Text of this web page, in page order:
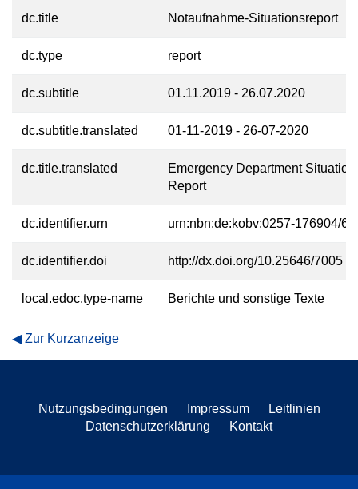
dc.title Notaufnahme-Situationsreport
dc.type report
dc.subtitle 01.11.2019 - 26.07.2020
dc.subtitle.translated 01-11-2019 - 26-07-2020
dc.title.translated
Emergency Department Situation
Report
dc.identifier.urn urn:nbn:de:kobv:0257-176904/
dc.identifier.doi http://dx.doi.org/10.25646/7005
local.edoc.type-name Berichte und sonstige Texte
Zur Kurzanzeige
Nutzungsbedingungen Impressum
Leitlinien
Datenschutzerklärung
Kontakt